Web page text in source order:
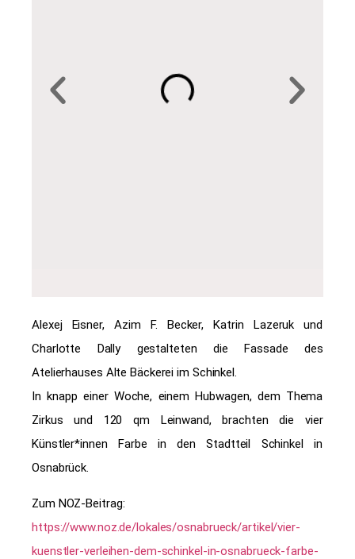
Alexej Eisner, Azim F. Becker, Katrin Lazeruk und
Charlotte Dally gestalteten die Fassade des
Atelierhauses Alte Bäckerei im Schinkel.
In knapp einer Woche, einem Hubwagen, dem Thema
Zirkus und 120 qm Leinwand, brachten die vier
Künstler*innen Farbe in den Stadtteil Schinkel in
Osnabrück.
Zum NOZ-Beitrag:
https://www.noz.de/lokales/osnabrueck/artikel/vier-
kuenstler-verleihen-dem-schinkel-in-osnabrueck-farbe-